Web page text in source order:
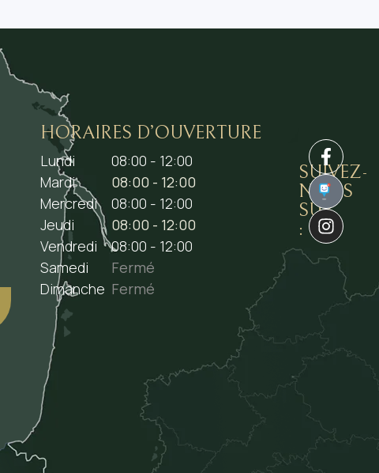
HORAIRES D’OUVERTURE
Lundi
08:00 - 12:00
Mardi
08:00 - 12:00
Mercredi
08:00 - 12:00
Jeudi
08:00 - 12:00
Vendredi
08:00 - 12:00
Samedi
Fermé
Dimanche Fermé
SUIVEZ-
NOUS
SUR
:
1